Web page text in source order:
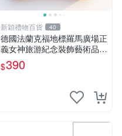
新穎禮物百貨 40
德國法蘭克福地標羅馬廣場正
義女神旅游紀念裝飾藝術品磁
鐵冰箱貼
$390